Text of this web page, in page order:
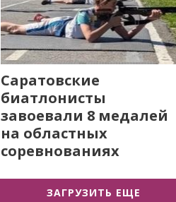
Саратовские
биатлонисты
завоевали 8 медалей
на областных
соревнованиях
ЗАГРУЗИТЬ ЕЩЕ